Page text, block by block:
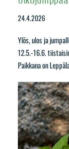
24.4.2026
Ylös, ulos ja
12.5.-16.6.
Paikkana on